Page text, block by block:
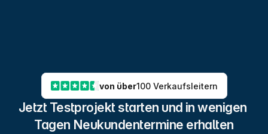
von über100 Verkaufsleitern
Jetzt Testprojekt starten und in wenigen
Tagen Neukundentermine erhalten